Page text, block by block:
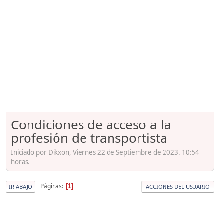
Condiciones de acceso a la
profesión de transportista
Iniciado por Dikxon, Viernes 22 de Septiembre de 2023. 10:54
horas.
IR ABAJO Páginas 1 ACCIONES DEL USUARIO